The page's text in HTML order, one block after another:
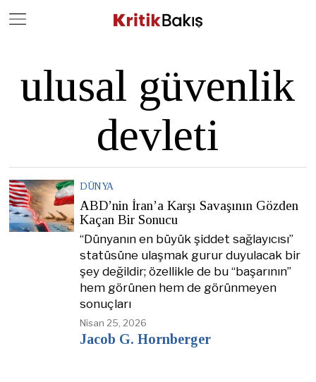
ulusal güvenlik
devleti
DÜNYA
ABD’nin İran’a Karşı Savaşının Gözden
Kaçan Bir Sonucu
“Dünyanın en büyük şiddet sağlayıcısı”
statüsüne ulaşmak gurur duyulacak bir
şey değildir; özellikle de bu “başarının”
hem görünen hem de görünmeyen
sonuçları
Nisan 25, 2026
Jacob G. Hornberger